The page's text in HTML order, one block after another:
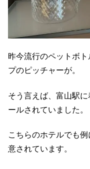
昨今流行のペットボ
プのピッチャーが。
そう言えば、富山駅
ールされていました。
こちらのホテルでも
意されています。